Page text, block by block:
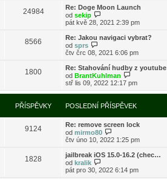
k
s
p
ě
v
k
í
p
ř
í
p
ě
v
e
k
l
d
í
p
ř
í
s
p
ě
v
e
r
a
z
p
o
s
e
d
n
í
ř
p
ě
v
k
24984
Re: Doge Moon Launch
od sekip
o
r
z
i
t
p
o
s
l
d
í
p
ř
í
s
p
ě
v
pát kvě 28, 2021 2:39 pm
8566
Re: Jakou navigaci vybrat?
od sprs
o
r
a
z
i
t
p
o
s
l
e
d
í
p
ř
í
čtv črc 08, 2021 6:06 pm
1800
Re: Stahování hudby z youtube
od BrantKuhlman
o
r
a
z
i
t
o
l
d
stř lis 09, 2022 12:17 pm
PŘÍSPĚVKY POSLEDNÍ PŘÍSPĚVEK
9124
Re: remove screen lock
od mirmo80
o
r
z
i
čtv úno 10, 2022 1:25 pm
1828
jailbreak iOS 15.0-16.2 (chec…
od kralik
o
pát pro 30, 2022 6:14 pm